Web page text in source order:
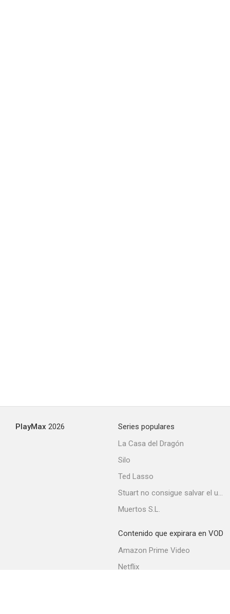
PlayMax 2026
Series populares
La Casa del Dragón
Silo
Ted Lasso
Stuart no consigue salvar el universo
Muertos S.L.
Contenido que expirara en VOD
Amazon Prime Video
Netflix